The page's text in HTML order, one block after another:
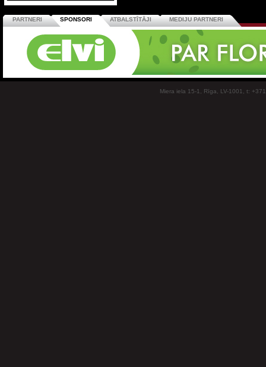
PARTNERI SPONSORI ATBALSTĪTĀJI MEDIJU PARTNERI
Miera iela 15-1, Rīga, LV-1001, t: